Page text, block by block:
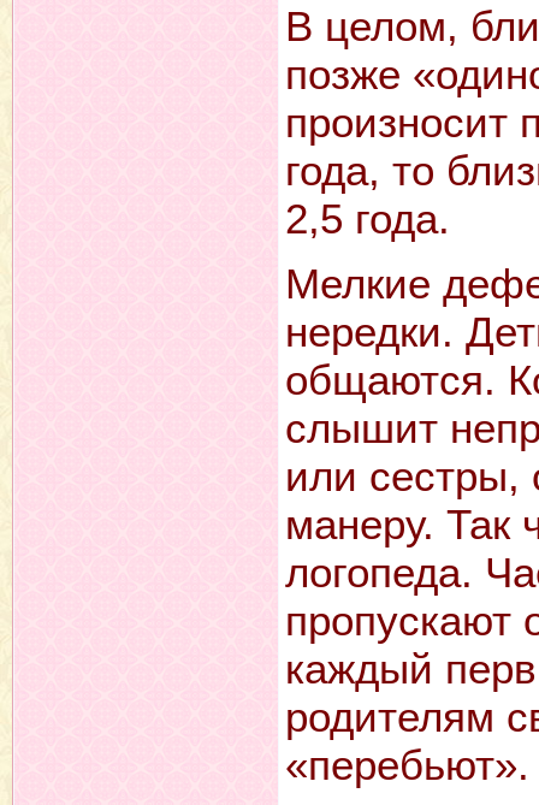
В целом,
позже
произносит
года, то
2,5 года.
Мелкие
нередки.
общаются.
слышит
или сестры,
манеру. Так
логопеда.
пропускают
каждый
родителям
«перебьют».